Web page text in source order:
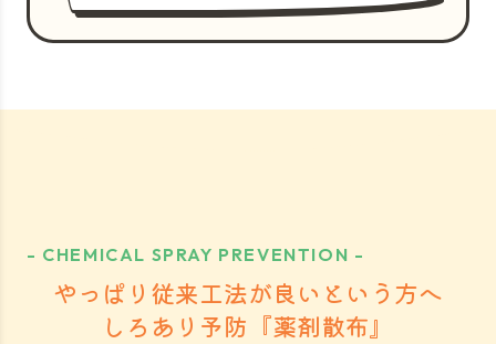
- CHEMICAL SPRAY PREVENTION -
やっぱり従来工法が良いという方へ
しろあり予防『薬剤散布』